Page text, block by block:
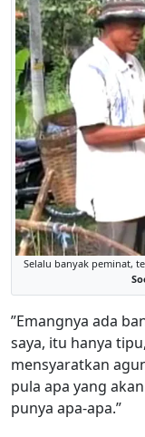
Selalu banyak peminat,
”Emangnya ada
saya, itu hanya
mensyaratkan
pula apa yang
punya apa-apa.”